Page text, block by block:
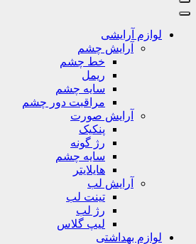
لوازم آرایشی
آرایش چشم
خط چشم
ریمل
سایه چشم
مراقبت دور چشم
آرایش صورت
پنکیک
رژ گونه
سایه چشم
هایلایتر
آرایش لب
تینت لب
رژ لب
لیپ گلاس
لوازم بهداشتی